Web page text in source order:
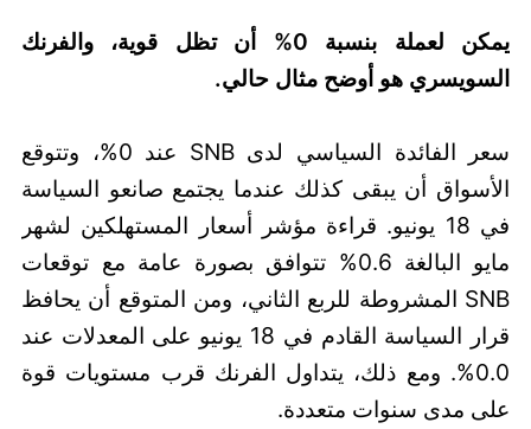
يمكن لعملة بنسبة 0% أن تظل قوية، والفرنك
السويسري هو أوضح مثال حالي.
سعر الفائدة السياسي لدى SNB عند 0%، وتتوقع
الأسواق أن يبقى كذلك عندما يجتمع صانعو السياسة
في 18 يونيو. قراءة مؤشر أسعار المستهلكين لشهر
مايو البالغة 0.6% تتوافق بصورة عامة مع توقعات
SNB المشروطة للربع الثاني، ومن المتوقع أن يحافظ
قرار السياسة القادم في 18 يونيو على المعدلات عند
0.0%. ومع ذلك، يتداول الفرنك قرب مستويات قوة
على مدى سنوات متعددة.